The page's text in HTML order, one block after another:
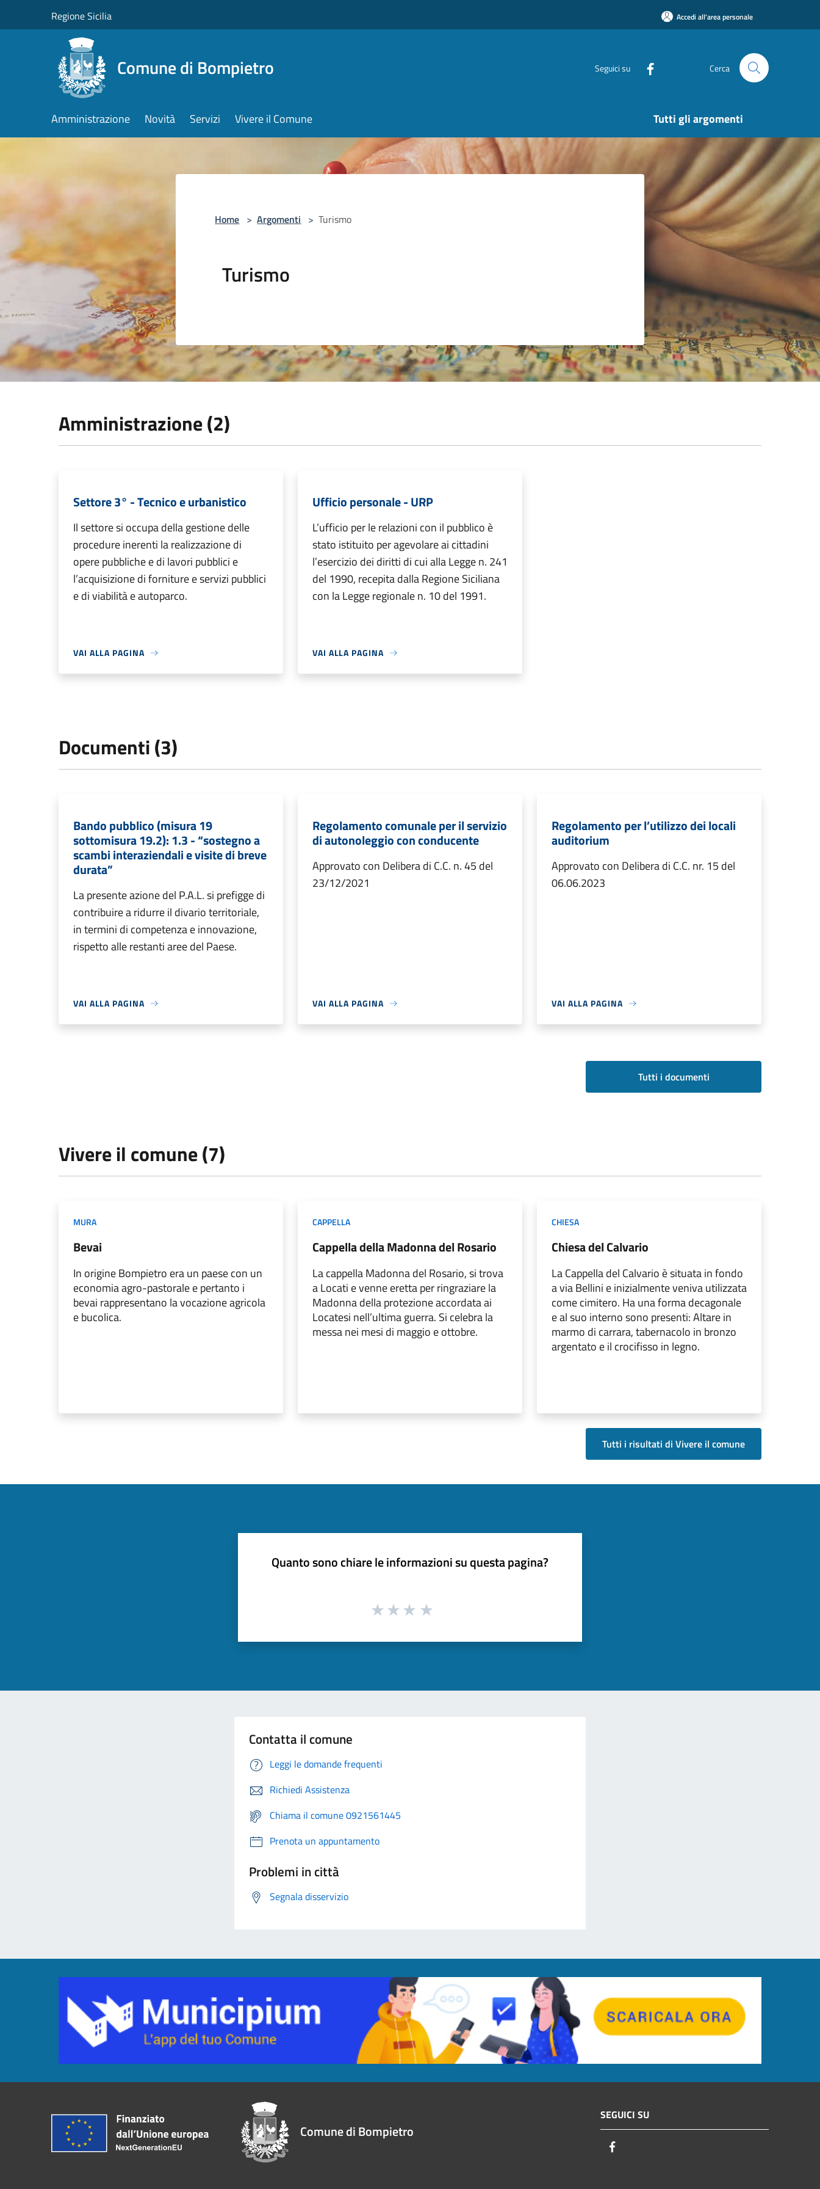
Regione Sicilia Accedi all'area personale
Comune di Bompietro Seguici su Cerca
Amministrazione Novità Servizi Vivere il Comune Tutti gli argomenti
Home > Argomenti > Turismo
Turismo
Amministrazione (2)
Settore 3° - Tecnico e urbanistico
Il settore si occupa della gestione delle
procedure inerenti la realizzazione di
opere pubbliche e di lavori pubblici e
l’acquisizione di forniture e servizi pubblici
e di viabilità e autoparco.
VAI ALLA PAGINA
Ufficio personale - URP
L’ufficio per le relazioni con il pubblico è
stato istituito per agevolare ai cittadini
l’esercizio dei diritti di cui alla Legge n. 241
del 1990, recepita dalla Regione Siciliana
con la Legge regionale n. 10 del 1991.
VAI ALLA PAGINA
Documenti (3)
Bando pubblico (misura 19
sottomisura 19.2): 1.3 - “sostegno a
scambi interaziendali e visite di breve
durata”
La presente azione del P.A.L. si prefigge di
contribuire a ridurre il divario territoriale,
in termini di competenza e innovazione,
rispetto alle restanti aree del Paese.
VAI ALLA PAGINA
Regolamento comunale per il servizio
di autonoleggio con conducente
Approvato con Delibera di C.C. n. 45 del
23/12/2021
VAI ALLA PAGINA
Regolamento per l’utilizzo dei locali
auditorium
Approvato con Delibera di C.C. nr. 15 del
06.06.2023
VAI ALLA PAGINA
Tutti i documenti
Vivere il comune (7)
MURA
Bevai
In origine Bompietro era un paese con un
economia agro-pastorale e pertanto i
bevai rappresentano la vocazione agricola
e bucolica.
CAPPELLA
Cappella della Madonna del Rosario
La cappella Madonna del Rosario, si trova
a Locati e venne eretta per ringraziare la
Madonna della protezione accordata ai
Locatesi nell’ultima guerra. Si celebra la
messa nei mesi di maggio e ottobre.
CHIESA
Chiesa del Calvario
La Cappella del Calvario è situata in fondo
a via Bellini e inizialmente veniva utilizzata
come cimitero. Ha una forma decagonale
e al suo interno sono presenti: Altare in
marmo di carrara, tabernacolo in bronzo
argentato e il crocifisso in legno.
Tutti i risultati di Vivere il comune
Quanto sono chiare le informazioni su questa pagina?
Contatta il comune
Leggi le domande frequenti
Richiedi Assistenza
Chiama il comune 0921561445
Prenota un appuntamento
Problemi in città
Segnala disservizio
Comune di Bompietro
SEGUICI SU